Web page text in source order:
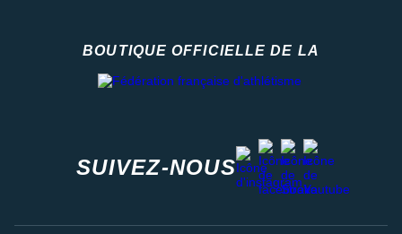
BOUTIQUE OFFICIELLE DE LA
SUIVEZ-NOUS
instagram
facebook
stravayoutube